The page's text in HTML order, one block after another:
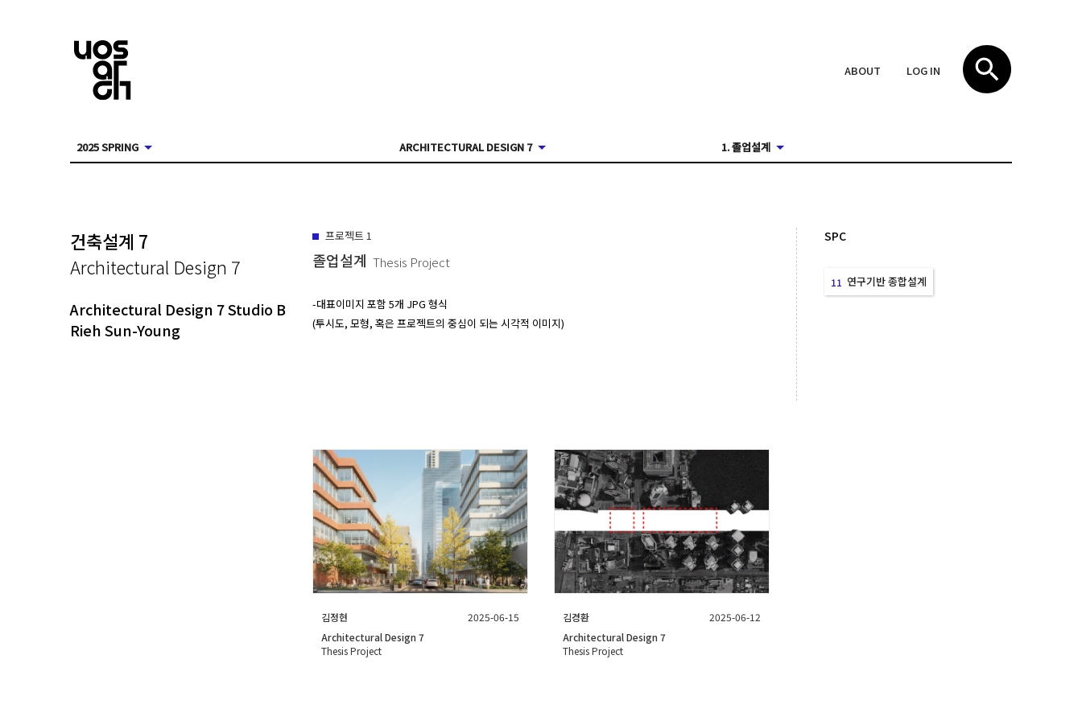
ABOUT LOG IN
2025 SPRING ARCHITECTURAL DESIGN 7 1. 졸업설계
건축설계 7
Architectural Design 7
Architectural Design 7 Studio B
Rieh Sun-Young
프로젝트 1
졸업설계 Thesis Project
-대표이미지 포함 5개 JPG 형식
(투시도, 모형, 혹은 프로젝트의 중심이 되는 시각적 이미지)
SPC
11 연구기반 종합설계
김정현
2025-06-15
Architectural Design 7
Thesis Project
김경환
2025-06-12
Architectural Design 7
Thesis Project